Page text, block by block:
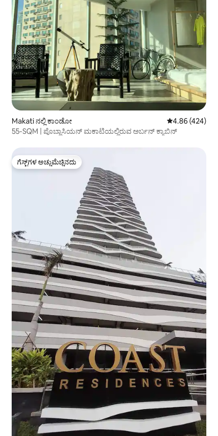
Makati ನಲ್ಲಿ ಕಾಂಡೋ 5 ರಲ್ಲಿ 4.86
4.86 (424)
55-SQM | ಪೊಬ್ಲಾಸಿಯನ್ ಮಕಾಟಿಯಲ್ಲಿರುವ ಅರ್ಬನ್ ಕ್ಯಾಬಿನ್
ಗೆಸ್ಟ್‌ಗಳ ಅಚ್ಚುಮೆಚ್ಚಿನದು
ಗೆಸ್ಟ್‌ಗಳ ಅಚ್ಚುಮೆಚ್ಚಿನದು